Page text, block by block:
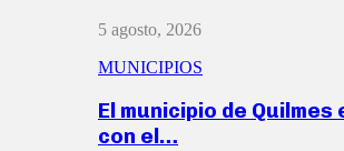
5 agosto, 2026
MUNICIPIOS
El municipio de Quilmes
con el…